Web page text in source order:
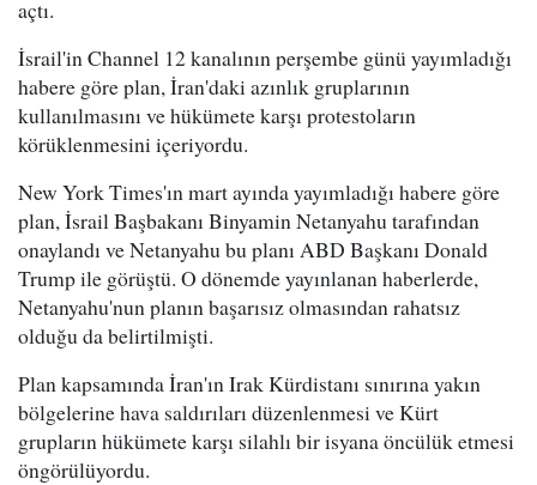
açtı.
İsrail'in Channel 12 kanalının perşembe günü yayımladığı
habere göre plan, İran'daki azınlık gruplarının
kullanılmasını ve hükümete karşı protestoların
körüklenmesini içeriyordu.
New York Times'ın mart ayında yayımladığı habere göre
plan, İsrail Başbakanı Binyamin Netanyahu tarafından
onaylandı ve Netanyahu bu planı ABD Başkanı Donald
Trump ile görüştü. O dönemde yayınlanan haberlerde,
Netanyahu'nun planın başarısız olmasından rahatsız
olduğu da belirtilmişti.
Plan kapsamında İran'ın Irak Kürdistanı sınırına yakın
bölgelerine hava saldırıları düzenlenmesi ve Kürt
grupların hükümete karşı silahlı bir isyana öncülük etmesi
öngörülüyordu.